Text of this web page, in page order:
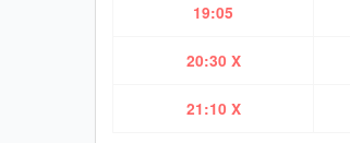
19:05
20:30 X
21:10 X